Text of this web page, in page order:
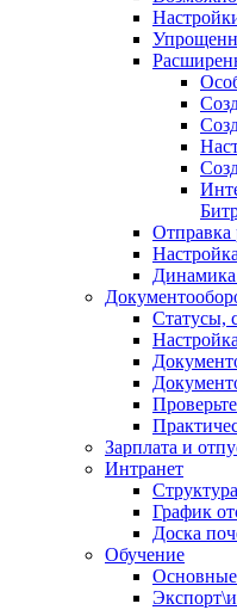
Отправка
Статусы,
Зарплата и
Интранет
График
Доска
Обучение